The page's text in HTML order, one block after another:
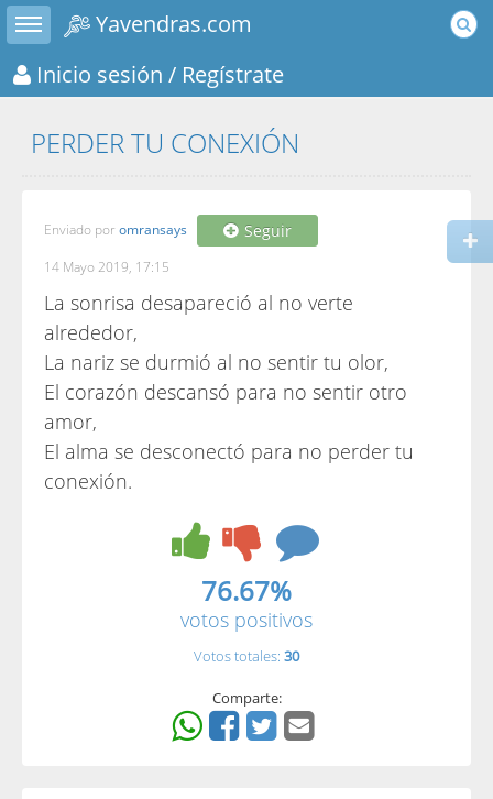
Toggle sidebar
Yavendras.com
Inicio sesión / Regístrate
PERDER TU CONEXIÓN
Enviado por omransays Seguir
14 Mayo 2019, 17:15
La sonrisa desapareció al no verte
alrededor,
La nariz se durmió al no sentir tu olor,
El corazón descansó para no sentir otro
amor,
El alma se desconectó para no perder tu
conexión.
76.67%
votos positivos
Votos totales: 30
Comparte: